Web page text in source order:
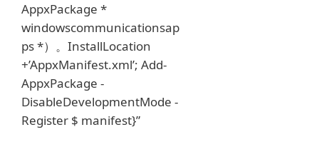
AppxPackage *
windowscommunicationsap
ps *）。InstallLocation
+’AppxManifest.xml’; Add-
AppxPackage -
DisableDevelopmentMode -
Register $ manifest}”